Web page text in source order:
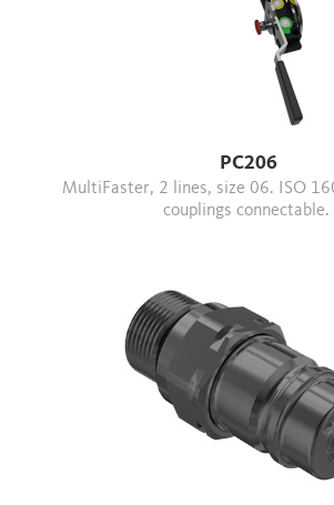
PC206
MultiFaster, 2 lines, size 06. ISO 16028 individual
couplings connectable.